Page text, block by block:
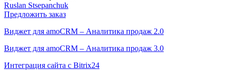
Ruslan Stsepanchuk
Предложить заказ
Виджет для amoCRM – Аналитика продаж 2.0
Виджет для amoCRM – Аналитика продаж 3.0
Интеграция сайта с Bitrix24